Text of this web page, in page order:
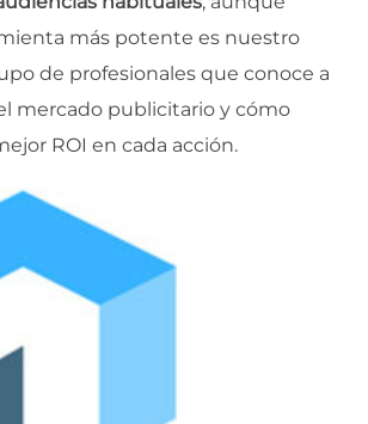
más potente es nuestro
de profesionales que conoce a
mercado publicitario y cómo
ROI en cada acción.